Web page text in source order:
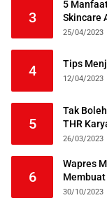
3
5
Skincare
25/04/2023
4 Tips
12/04/2023
5
Tak
THR
26/03/2023
6
Wapres
30/10/2023